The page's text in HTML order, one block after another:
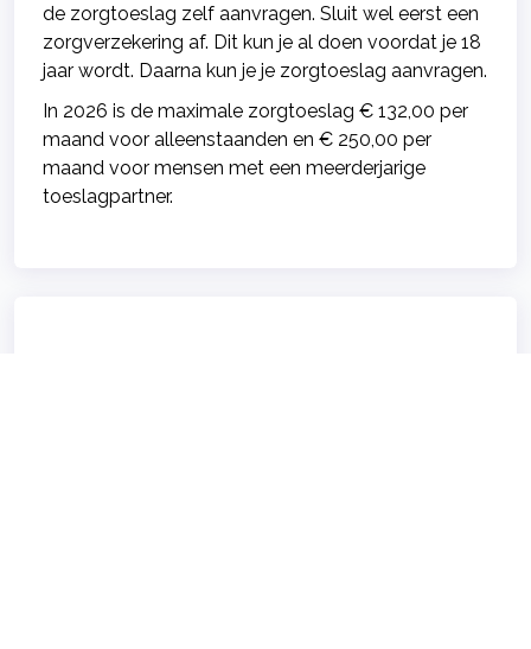
de zorgtoeslag zelf aanvragen. Sluit wel eerst een
zorgverzekering af. Dit kun je al doen voordat je 18
jaar wordt. Daarna kun je je zorgtoeslag aanvragen.
In 2026 is de maximale zorgtoeslag € 132,00 per
maand voor alleenstaanden en € 250,00 per
maand voor mensen met een meerderjarige
toeslagpartner.